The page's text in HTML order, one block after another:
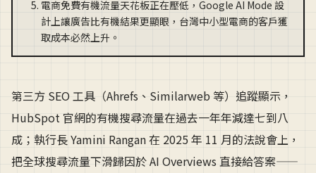
電商免費有機流量天花板正在壓低，Google AI Mode 設
計上讓廣告比有機結果更顯眼，台灣中小型電商的客戶獲
取成本必然上升。
第三方 SEO 工具（Ahrefs、Similarweb 等）追蹤顯示，
HubSpot 官網的有機搜尋流量在過去一年年減達七到八
成；執行長 Yamini Rangan 在 2025 年 11 月的法說會上，
把全球搜尋流量下滑歸因於 AI Overviews 直接給答案——